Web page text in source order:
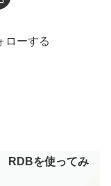
ローする
RDBを使ってみ